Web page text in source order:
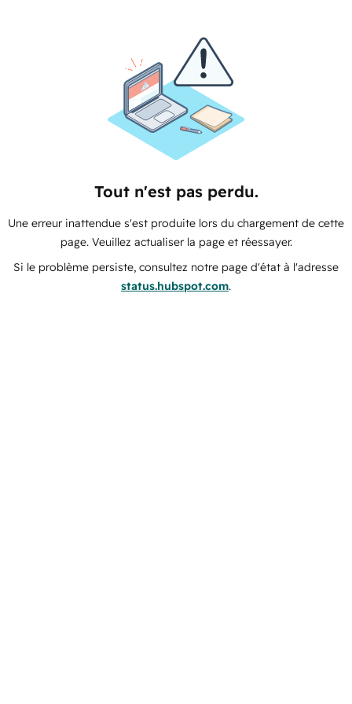
Tout n'est pas perdu.
Une erreur inattendue s'est produite lors du chargement de cette
page. Veuillez actualiser la page et réessayer.
Si le problème persiste, consultez notre page d'état à l'adresse
status.hubspot.com.